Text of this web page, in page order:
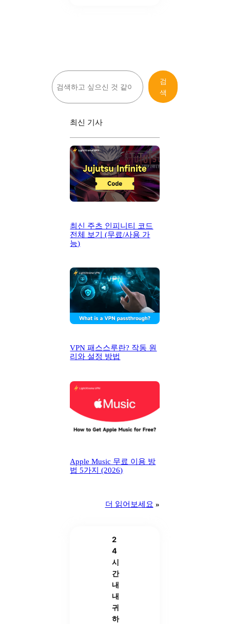
검
색
검
색
최신 기사
최신 주츠 인피니티 코드
전체 보기 (무료/사용 가
능)
VPN 패스스루란? 작동 원
리와 설정 방법
Apple Music 무료 이용 방
법 5가지 (2026)
더 읽어보세요 »
2
4
시
간
내
내
귀
하